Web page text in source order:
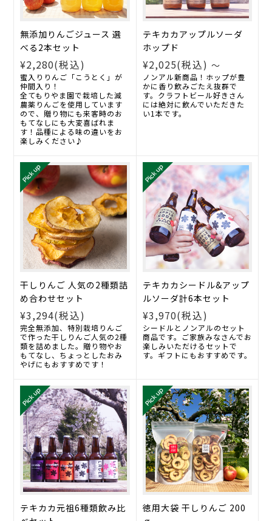
無添加りんごジュース 選
べる2本セット
¥2,280(税込)
蜜入りりんご「こうとく」が
仲間入り！
全てもりやま園で栽培した減
農薬りんごを使用しています
ので、贈り物にも来客時のお
もてなしにも大変喜ばれま
す！品種による味の違いをお
楽しみください♪
テキカカアップルソーダ
ホップド
¥2,025(税込) ～
ノンアル新商品！ホップが豊
かに香り飲みごたえ抜群で
す。クラフトビール好きさん
には絶対に飲んでいただきた
い1本です。
干しりんご 人気の2種類詰
め合わせセット
¥3,294(税込)
完全無添加、特別栽培りんご
で作った干しりんご人気の2種
類を詰めました。贈り物やお
もてなし、ちょっとしたおみ
やげにもおすすめです！
テキカカシードル&アップ
ルソーダ計6本セット
¥3,970(税込)
シードルとノンアルのセット
商品です。ご家族みなさんでお
楽しみいただけるセットで
す。ギフトにもおすすめです。
テキカカ元祖6種類飲み比
徳用大袋 干しりんご 200